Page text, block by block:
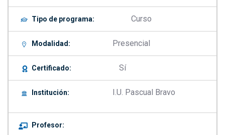
Tipo de programa: Curso
Modalidad: Presencial
Certificado: Sí
Institución: I.U. Pascual Bravo
Profesor: